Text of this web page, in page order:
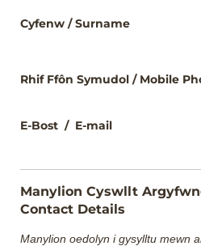
Cyfenw /​ Surname
Rhif Ffôn Symudol /​ Mobile
E-Bost /​ E-mail
Manylion Cyswllt
Contact Details
Manylion oedolyn i gysylltu mewn